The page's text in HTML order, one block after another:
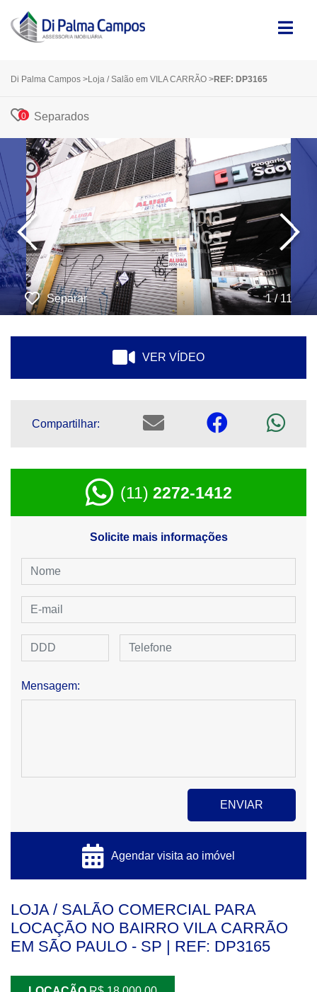
Di Palma Campos >Loja / Salão em VILA CARRÃO >REF: DP3165
0 Separados
‹ ›
Separar 1 / 11
VER VÍDEO
Compartilhar:
(11) 2272-1412
Solicite mais informações
Mensagem:
Agendar visita ao imóvel
LOJA / SALÃO COMERCIAL PARA
LOCAÇÃO NO BAIRRO VILA CARRÃO
EM SÃO PAULO - SP | REF: DP3165